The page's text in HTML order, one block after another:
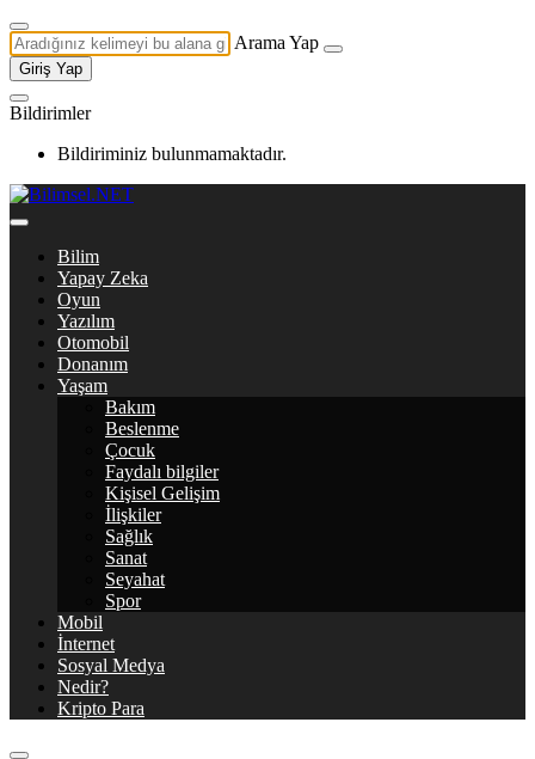
Arama Yap
Giriş Yap
Bildirimler
Bildiriminiz bulunmamaktadır.
Bilim
Yapay Zeka
Oyun
Yazılım
Otomobil
Donanım
Yaşam
Bakım
Beslenme
Çocuk
Faydalı bilgiler
Kişisel Gelişim
İlişkiler
Sağlık
Sanat
Seyahat
Spor
Mobil
İnternet
Sosyal Medya
Nedir?
Kripto Para